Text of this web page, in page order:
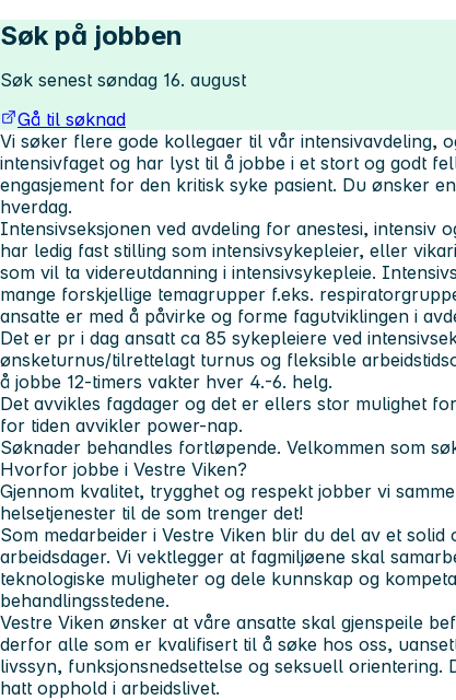
Søk på jobben
Søk senest søndag 16. august
Gå til søknad
Vi søker flere gode kollegaer til vår intensivavdeling,
intensivfaget og har lyst til å jobbe i et stort og godt
engasjement for den kritisk syke pasient. Du ønsker
hverdag.
Intensivseksjonen ved avdeling for anestesi, intensiv
har ledig fast stilling som intensivsykepleier, eller
som vil ta videreutdanning i intensivsykepleie.
mange forskjellige temagrupper f.eks.
ansatte er med å påvirke og forme fagutviklingen i
Det er pr i dag ansatt ca 85 sykepleiere ved
ønsketurnus/tilrettelagt turnus og fleksible
å jobbe 12-timers vakter hver 4.-6. helg.
Det avvikles fagdager og det er ellers stor mulighet
for tiden avvikler power-nap.
Søknader behandles fortløpende. Velkommen som
Hvorfor jobbe i Vestre Viken?
Gjennom kvalitet, trygghet og respekt jobber vi
helsetjenester til de som trenger det!
Som medarbeider i Vestre Viken blir du del av et solid
arbeidsdager. Vi vektlegger at fagmiljøene skal
teknologiske muligheter og dele kunnskap og
behandlingsstedene.
Vestre Viken ønsker at våre ansatte skal gjenspeile
derfor alle som er kvalifisert til å søke hos oss,
livssyn, funksjonsnedsettelse og seksuell orientering.
hatt opphold i arbeidslivet.